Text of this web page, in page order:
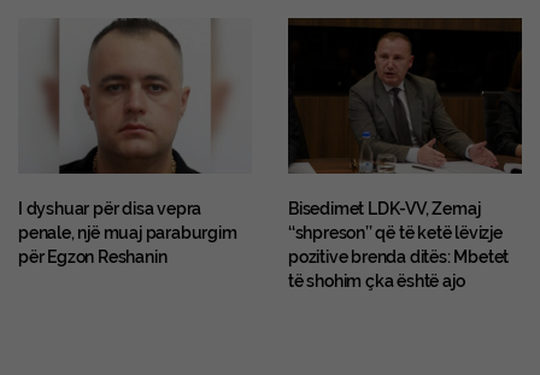
I dyshuar për disa vepra
penale, një muaj paraburgim
për Egzon Reshanin
Bisedimet LDK-VV, Zemaj
‘‘shpreson’’ që të ketë lëvizje
pozitive brenda ditës: Mbetet
të shohim çka është ajo